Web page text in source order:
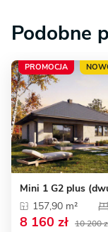
Podobne
PROMOCJA
Mini 1 G2 plus
157,90 m²
8 160 zł 10 200